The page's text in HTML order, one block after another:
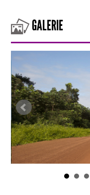
GALERIE